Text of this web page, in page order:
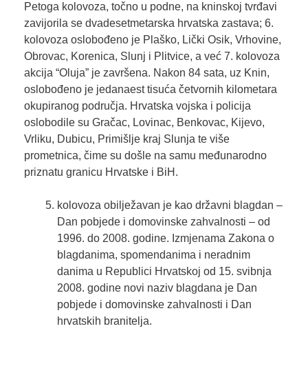
Petoga kolovoza, točno u podne, na kninskoj tvrđavi
zavijorila se dvadesetmetarska hrvatska zastava; 6.
kolovoza oslobođeno je Plaško, Lički Osik, Vrhovine,
Obrovac, Korenica, Slunj i Plitvice, a već 7. kolovoza
akcija “Oluja” je završena. Nakon 84 sata, uz Knin,
oslobođeno je jedanaest tisuća četvornih kilometara
okupiranog područja. Hrvatska vojska i policija
oslobodile su Gračac, Lovinac, Benkovac, Kijevo,
Vrliku, Dubicu, Primišlje kraj Slunja te više
prometnica, čime su došle na samu međunarodno
priznatu granicu Hrvatske i BiH.
kolovoza obilježavan je kao državni blagdan –
Dan pobjede i domovinske zahvalnosti – od
1996. do 2008. godine. Izmjenama Zakona o
blagdanima, spomendanima i neradnim
danima u Republici Hrvatskoj od 15. svibnja
2008. godine novi naziv blagdana je Dan
pobjede i domovinske zahvalnosti i Dan
hrvatskih branitelja.